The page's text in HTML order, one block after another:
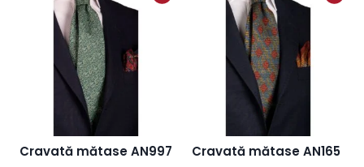
Cravată mătase AN997 Cravată mătase AN165